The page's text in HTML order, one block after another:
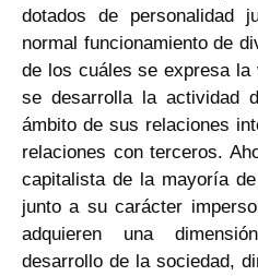
dotados de personalidad
normal funcionamiento de
de los cuáles se expresa
se desarrolla la actividad
ámbito de sus relaciones
relaciones con terceros.
capitalista de la mayoría
junto a su carácter
adquieren una
desarrollo de la sociedad,